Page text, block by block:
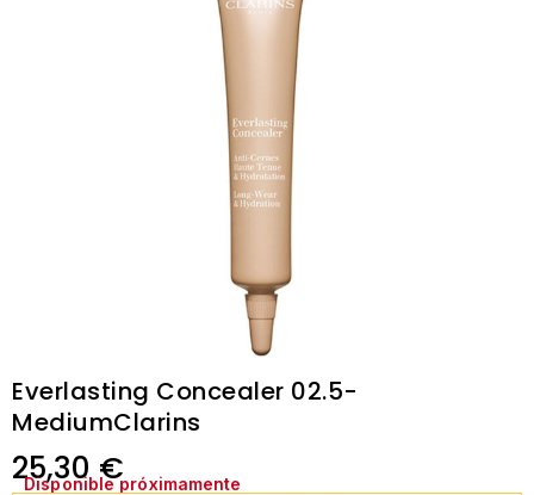
Everlasting Concealer 02.5-
MediumClarins
25,30 €
Disponible próximamente